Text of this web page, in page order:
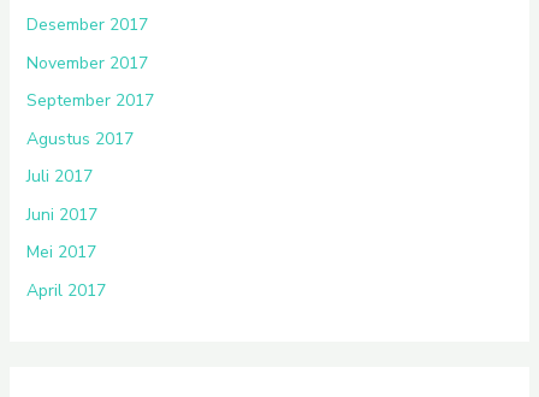
Desember 2017
November 2017
September 2017
Agustus 2017
Juli 2017
Juni 2017
Mei 2017
April 2017